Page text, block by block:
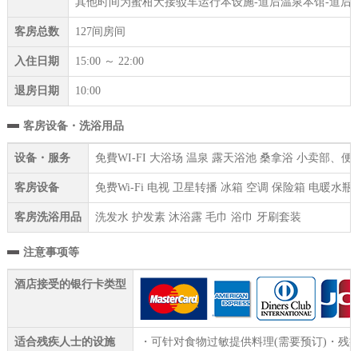
客房总数 127间房间
入住日期 15:00 ～ 22:00
退房日期 10:00
客房设备・洗浴用品
设备・服务 免費WI-FI 大浴场 温泉 露天浴池 桑拿浴 小卖部、
客房设备 免费Wi-Fi 电视 卫星转播 冰箱 空调 保险箱 电暖水
客房洗浴用品 洗发水 护发素 沐浴露 毛巾 浴巾 牙刷套装
注意事项等
酒店接受的银行卡类型
适合残疾人士的设施 ・可针对食物过敏提供料理(需要预订)・残